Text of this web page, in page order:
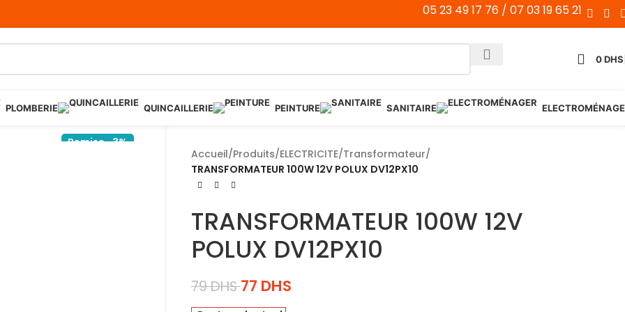
05 23 49 17 76 / 07 03 19 65 21
0DHS
PLOMBERIE QUINCAILLERIE PEINTURE SANITAIRE
Remise -3%
Accueil/Produits/ELECTRICITE/Transformateur/
TRANSFORMATEUR 100W 12V POLUX DV12PX10
TRANSFORMATEUR 100W 12V
POLUX DV12PX10
79DHS 77 DHS